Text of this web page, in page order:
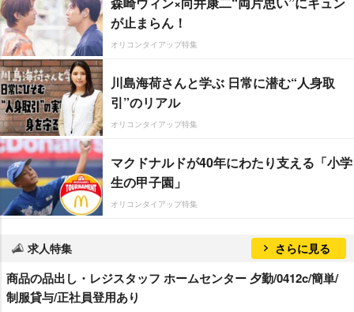
が止まらん！
オリコンタイアップ特集
川島海荷さんと学ぶ 日常に潜む“人身取
引”のリアル
オリコンタイアップ特集
マクドナルドが40年にわたり支える「小学
生の甲子園」
オリコンタイアップ特集
求人特集 さらに見る
商品の品出し・レジスタッフ ホームセンター 夕勤/0412c/簡単/
制服貸与/正社員登用あり